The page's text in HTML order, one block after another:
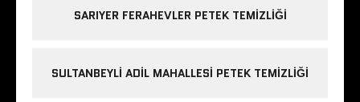
SARIYER FERAHEVLER PETEK TEMIZLIĞI
SULTANBEYLI ADIL MAHALLESI PETEK TEMIZLIĞI